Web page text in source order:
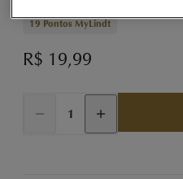
19Pontos MyLindt
R$ 19,99